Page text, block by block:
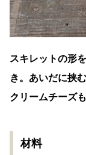
スキレットの形
き。あいだに挟
クリームチーズ
材料